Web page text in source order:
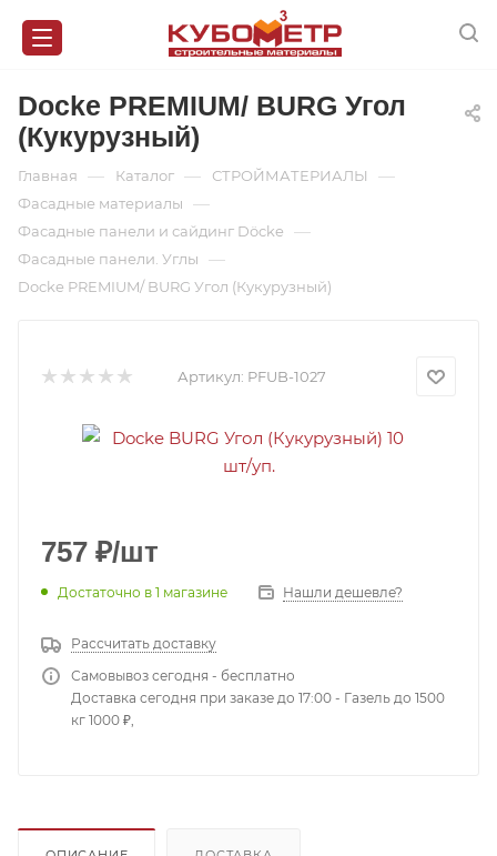
Docke PREMIUM/ BURG Угол
(Кукурузный)
Главная — Каталог — СТРОЙМАТЕРИАЛЫ —
Фасадные материалы —
Фасадные панели и сайдинг Döcke —
Фасадные панели. Углы —
Docke PREMIUM/ BURG Угол (Кукурузный)
Артикул: PFUB-1027
757 ₽/шт
Достаточно в 1 магазине Нашли дешевле?
Рассчитать доставку
Самовывоз сегодня - бесплатно
Доставка сегодня при заказе до 17:00 - Газель до 1500
кг 1000 ₽,